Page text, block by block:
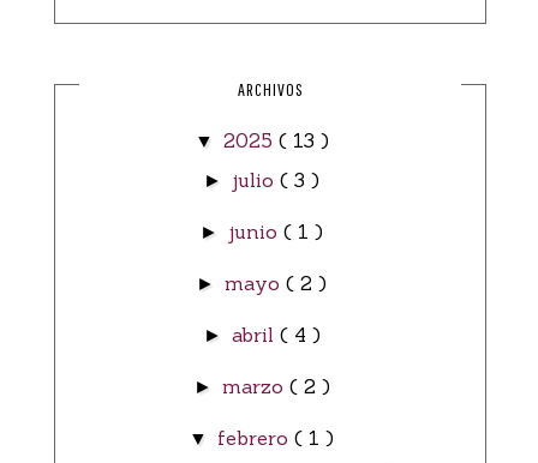
ARCHIVOS
▼ 2025 ( 13 )
► julio ( 3 )
► junio ( 1 )
► mayo ( 2 )
► abril ( 4 )
► marzo ( 2 )
▼ febrero ( 1 )